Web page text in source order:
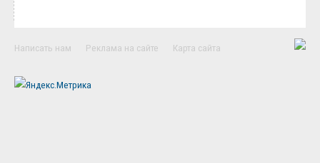
Написать нам Реклама на сайте Карта сайта